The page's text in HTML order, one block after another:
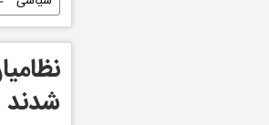
شدند